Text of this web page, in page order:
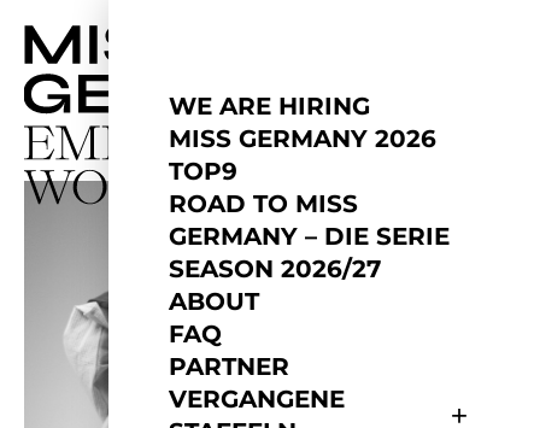
WE ARE HIRING
MISS GERMANY 2026
TOP9
ROAD TO MISS
GERMANY – DIE SERIE
SEASON 2026/27
ABOUT
FAQ
PARTNER
VERGANGENE